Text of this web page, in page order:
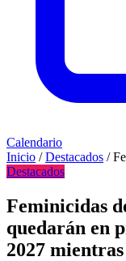
Calendario
Inicio / Destacados /
Destacados
Feminicidas
quedarán en
2027